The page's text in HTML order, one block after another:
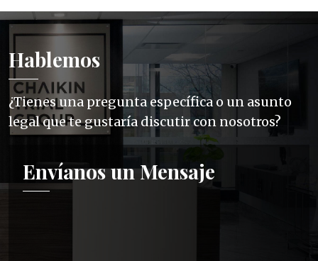
Hablemos
¿Tienes una pregunta específica o un asunto
legal que te gustaría discutir con nosotros?
Envíanos un Mensaje